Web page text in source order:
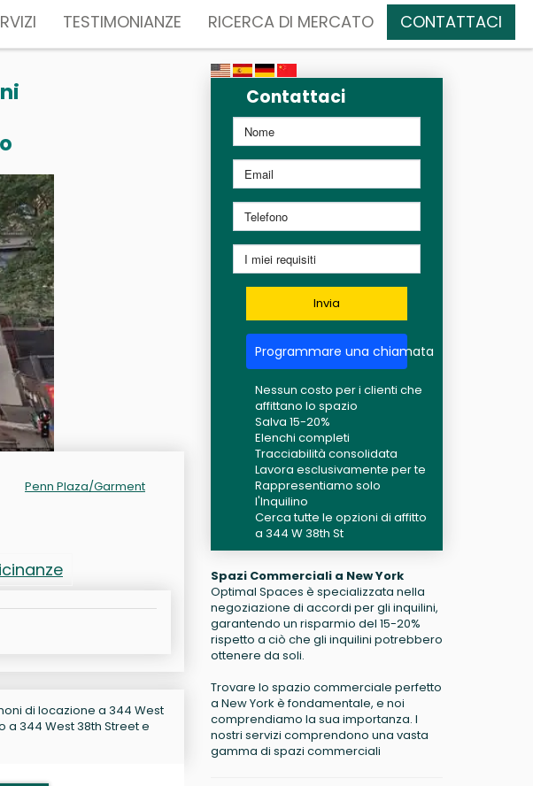
TESTIMONIANZE RICERCA DI MERCATO CONTATTACI
Penn Plaza/Garment
di locazione a 344 West
a 344 West 38th Street e
Contattaci
Invia
Programmare una chiamata
Nessun costo per i clienti che
affittano lo spazio
Salva 15-20%
Elenchi completi
Tracciabilità consolidata
Lavora esclusivamente per te
Rappresentiamo solo
l'Inquilino
Cerca tutte le opzioni di affitto
a 344 W 38th St
Spazi Commerciali a New York
Optimal Spaces è specializzata nella
negoziazione di accordi per gli inquilini,
garantendo un risparmio del 15-20%
rispetto a ciò che gli inquilini potrebbero
ottenere da soli.
Trovare lo spazio commerciale perfetto
a New York è fondamentale, e noi
comprendiamo la sua importanza. I
nostri servizi comprendono una vasta
gamma di spazi commerciali